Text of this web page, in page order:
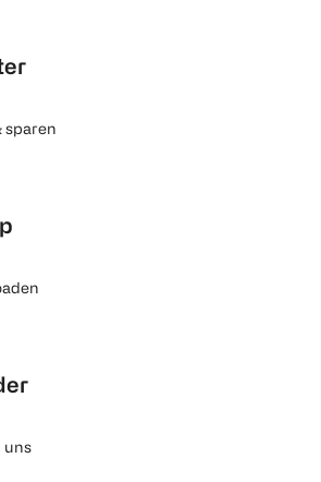
sparen
uns